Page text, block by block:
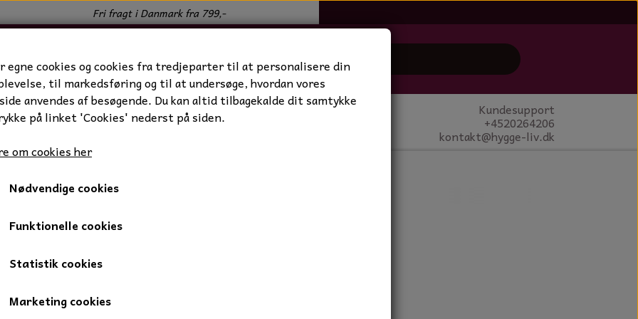
Fri fragt i Danmark fra 799,-
Kundesupport
+4520264206
kontakt@hygge-liv.dk
egne cookies og cookies fra tredjeparter til at personalisere din
til markedsføring og til at undersøge, hvordan vores
anvendes af besøgende. Du kan altid tilbagekalde dit samtykke
på linket 'Cookies' nederst på siden.
om cookies her
Nødvendige cookies
Funktionelle cookies
Statistik cookies
Marketing cookies